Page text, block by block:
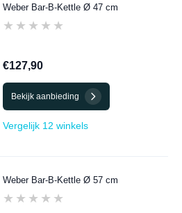
Weber Bar-B-Kettle Ø 47 cm
★★★★★
★★★★★
€127,90
Bekijk aanbieding
Vergelijk 12 winkels
Weber Bar-B-Kettle Ø 57 cm
★★★★★
★★★★★